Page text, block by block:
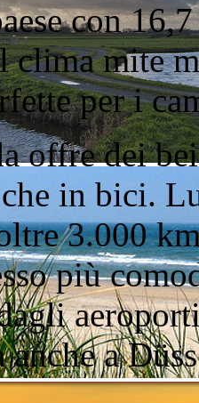
con
clima mite
per i
offre dei
in bici.
3.000
più
anche a